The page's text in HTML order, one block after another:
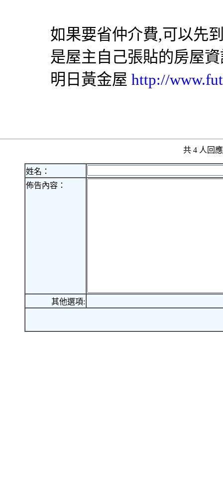
如果要省仲介費,可以先
是屋主自己張貼的房屋
明日黃金屋 http://
共 4 人回
姓名：
佈告內容：
其他選項: